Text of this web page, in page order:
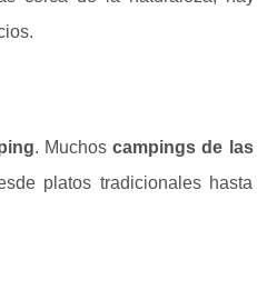
. Muchoscampings de
platos tradicionales hasta